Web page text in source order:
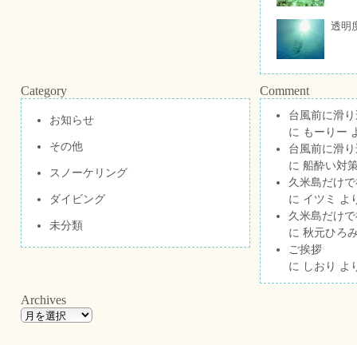
透明
Category
お知らせ
その他
スノーケリング
ダイビング
未分類
Comment
台風前に滑
に もーりー
台風前に滑
に 船酔い対
久米島だけ
に イツミ
よ
久米島だけ
に 秋元ひろ
ご挨拶
に しおり よ
Archives